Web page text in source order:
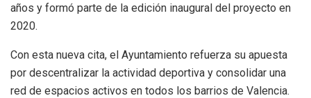
años y formó parte de la edición inaugural del proyecto en
2020.
Con esta nueva cita, el Ayuntamiento refuerza su apuesta
por descentralizar la actividad deportiva y consolidar una
red de espacios activos en todos los barrios de Valencia.